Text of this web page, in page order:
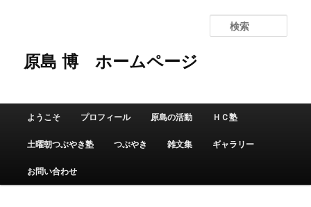
原島 博ホームページ
索
メインメニュー
メインコンテンツへ移動
サブコンテンツへ移動
ようこそ プロフィール 原島の活動 ＨＣ塾
土曜朝つぶやき塾 つぶやき 雑文集 ギャラリー
お問い合わせ